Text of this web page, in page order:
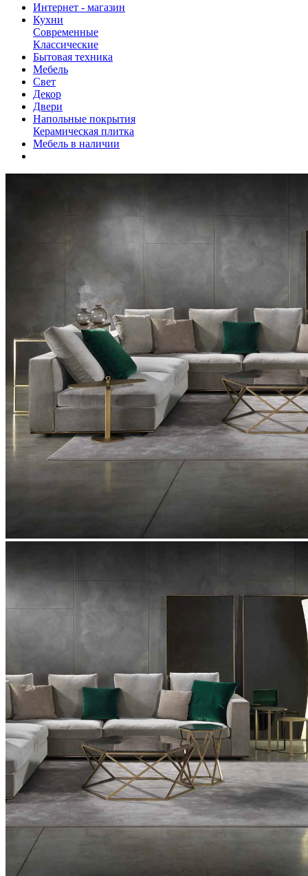
Интернет - магазин
Кухни
Современные
Классические
Бытовая техника
Мебель
Свет
Декор
Двери
Напольные покрытия
Керамическая плитка
Мебель в наличии